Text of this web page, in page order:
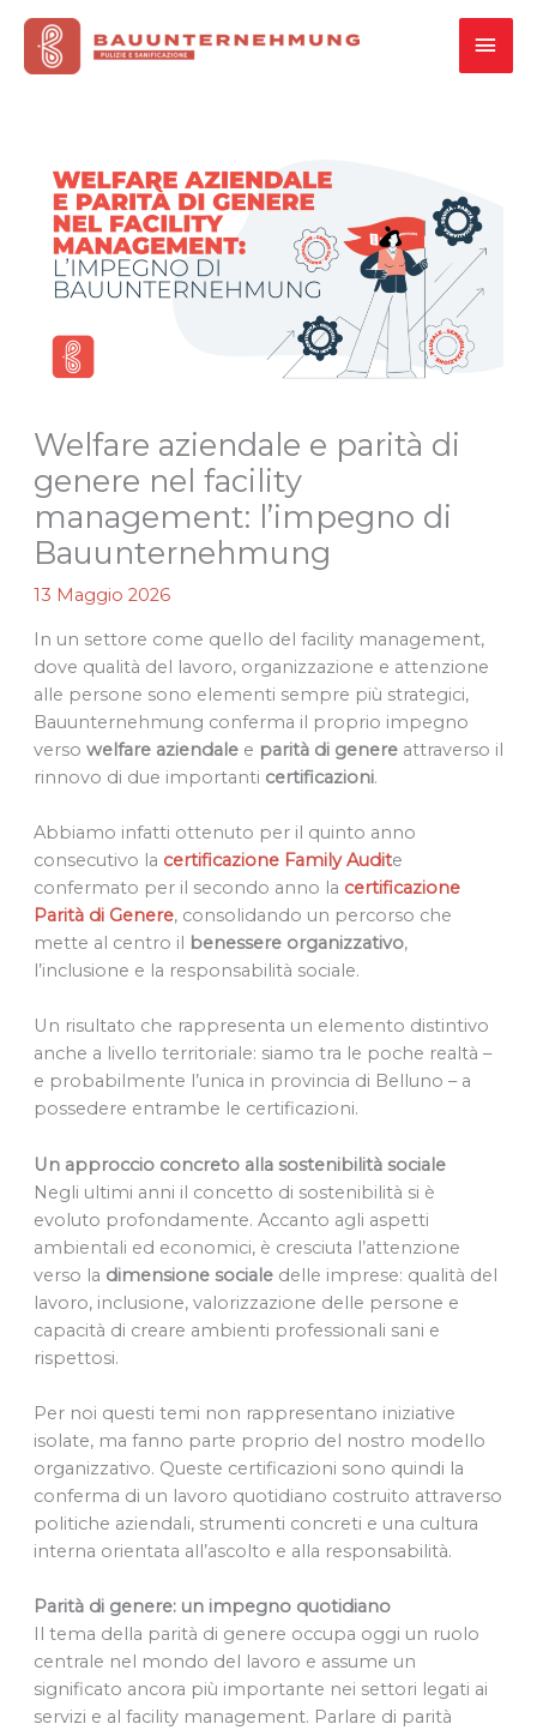
contenuto
Welfare aziendale e parità di
genere nel facility
management: l’impegno di
Bauunternehmung
13 Maggio 2026
In un settore come quello del facility management,
dove qualità del lavoro, organizzazione e attenzione
alle persone sono elementi sempre più strategici,
Bauunternehmung conferma il proprio impegno
verso welfare aziendalee parità di genereattraverso il
rinnovo di due importanti certificazioni.
Abbiamo infatti ottenuto per il quinto anno
consecutivo la certificazione Family Audite
confermato per il secondo anno la certificazione
Parità di Genere, consolidando un percorso che
mette al centro il benessere organizzativo,
l’inclusione e la responsabilità sociale.
Un risultato che rappresenta un elemento distintivo
anche a livello territoriale: siamo tra le poche realtà –
e probabilmente l’unica in provincia di Belluno – a
possedere entrambe le certificazioni.
Un approccio concreto alla sostenibilità sociale
Negli ultimi anni il concetto di sostenibilità si è
evoluto profondamente. Accanto agli aspetti
ambientali ed economici, è cresciuta l’attenzione
verso la dimensione socialedelle imprese: qualità del
lavoro, inclusione, valorizzazione delle persone e
capacità di creare ambienti professionali sani e
rispettosi.
Per noi questi temi non rappresentano iniziative
isolate, ma fanno parte proprio del nostro modello
organizzativo. Queste certificazioni sono quindi la
conferma di un lavoro quotidiano costruito attraverso
politiche aziendali, strumenti concreti e una cultura
interna orientata all’ascolto e alla responsabilità.
Parità di genere: un impegno quotidiano
Il tema della parità di genere occupa oggi un ruolo
centrale nel mondo del lavoro e assume un
significato ancora più importante nei settori legati ai
servizi e al facility management. Parlare di parità